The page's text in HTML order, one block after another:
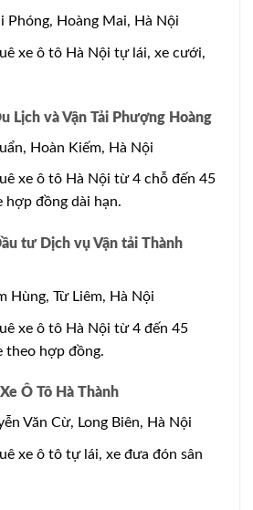
Phóng, Hoàng Mai, Hà Nội
xe ô tô Hà Nội tự lái, xe cưới,
Lịch và Vận Tải Phượng Hoàng
Hoàn Kiếm, Hà Nội
xe ô tô Hà Nội từ 4 chỗ đến 45
hợp đồng dài hạn.
tư Dịch vụ Vận tải Thành
Hùng, Từ Liêm, Hà Nội
xe ô tô Hà Nội từ 4 đến 45
theo hợp đồng.
Ô Tô Hà Thành
Văn Cừ, Long Biên, Hà Nội
xe ô tô tự lái, xe đưa đón sân